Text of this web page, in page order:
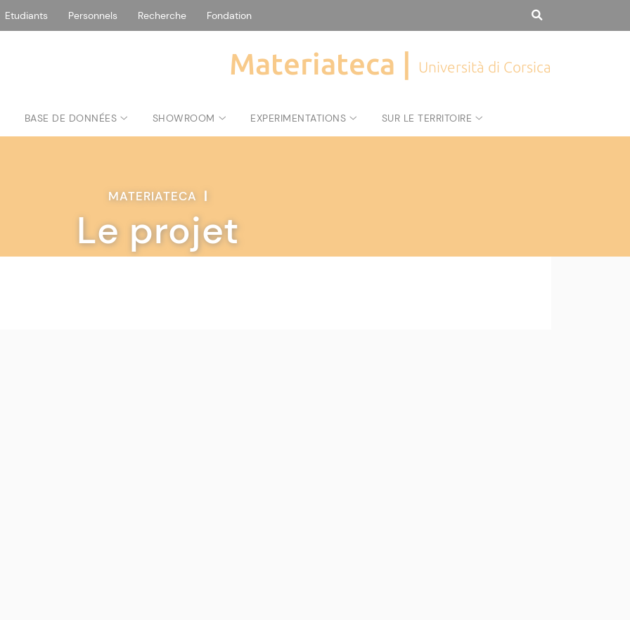
Etudiants Personnels Recherche Fondation
Materiateca | Università di Corsica
BASE DE DONNÉES SHOWROOM EXPERIMENTATIONS SUR LE TERRITOIRE
MATERIATECA |
Le projet